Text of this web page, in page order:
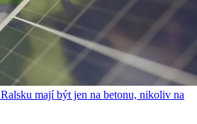
mají být jen na betonu, nikoliv na